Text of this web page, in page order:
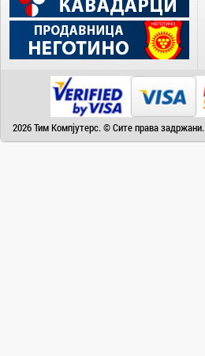
2026 Тим Компјутерс. © Сите права задржани.